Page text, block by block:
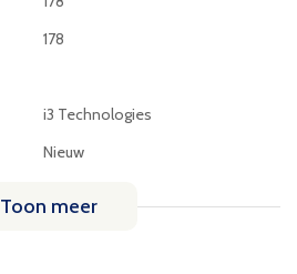
178
i3 Technologies
Nieuw
Toon meer